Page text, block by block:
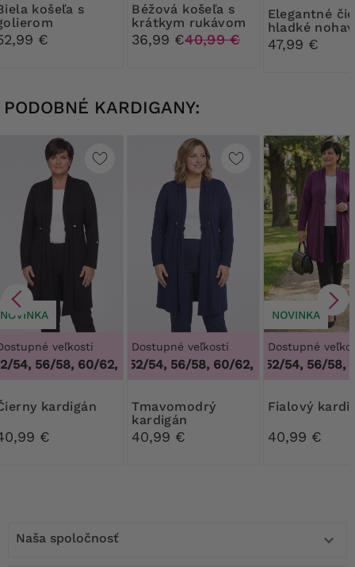
s
€
Béžová košeľa s
krátkym rukávom
36,99 €40,99 €
Elegantné čierne
hladké
47,99 €
PODOBNÉ KARDIGANY:
NOVINKA
veľkosti
54, 56/58, 60/62,48/50, 52/54, 56/58, 60/62
Čierny kardigán
€
Dostupné veľkosti
48/50, 52/54, 56/58, 60/62,48/50, 52/54,
Tmavomodrý
kardigán
40,99 €
NOVINKA
Dostupné
48/50, 52/54, 56/58,
Fialový
40,99 €
Naša spoločnosť 